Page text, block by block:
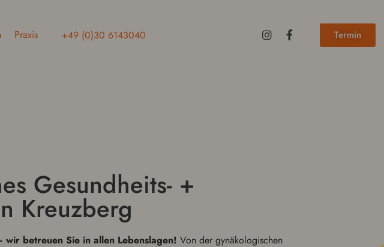
Praxis +49 (0)30 6143040 Termin
Gesund­heits- +
Kreuzberg
betreuen Sie in allen Lebensla­gen! Von der gynäkol­o­gis­chen